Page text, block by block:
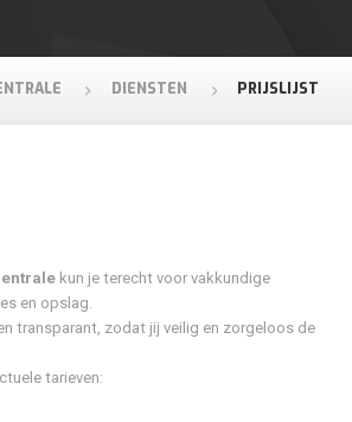
DIENSTEN PRIJSLIJST
kun je terecht voor vakkundige
en opslag.
transparant, zodat jij veilig en zorgeloos de
tarieven: